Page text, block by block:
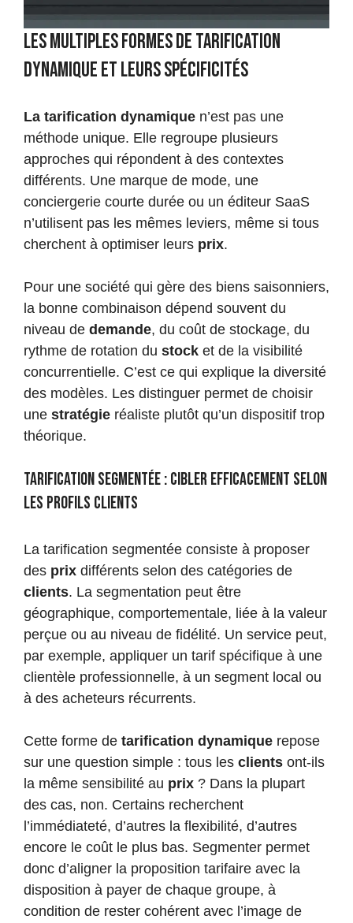
Les multiples formes de tarification
dynamique et leurs spécificités
La tarification dynamique n’est pas une
méthode unique. Elle regroupe plusieurs
approches qui répondent à des contextes
différents. Une marque de mode, une
conciergerie courte durée ou un éditeur SaaS
n’utilisent pas les mêmes leviers, même si tous
cherchent à optimiser leurs prix.
Pour une société qui gère des biens saisonniers,
la bonne combinaison dépend souvent du
niveau de demande, du coût de stockage, du
rythme de rotation du stock et de la visibilité
concurrentielle. C’est ce qui explique la diversité
des modèles. Les distinguer permet de choisir
une stratégie réaliste plutôt qu’un dispositif trop
théorique.
Tarification segmentée : cibler efficacement selon
les profils clients
La tarification segmentée consiste à proposer
des prix différents selon des catégories de
clients. La segmentation peut être
géographique, comportementale, liée à la valeur
perçue ou au niveau de fidélité. Un service peut,
par exemple, appliquer un tarif spécifique à une
clientèle professionnelle, à un segment local ou
à des acheteurs récurrents.
Cette forme de tarification dynamique repose
sur une question simple : tous les clients ont-ils
la même sensibilité au prix ? Dans la plupart
des cas, non. Certains recherchent
l’immédiateté, d’autres la flexibilité, d’autres
encore le coût le plus bas. Segmenter permet
donc d’aligner la proposition tarifaire avec la
disposition à payer de chaque groupe, à
condition de rester cohérent avec l’image de